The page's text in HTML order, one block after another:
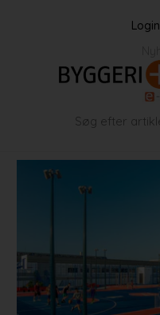
Login
Landskab og byrum
Projekter
Portrætter
Partnere